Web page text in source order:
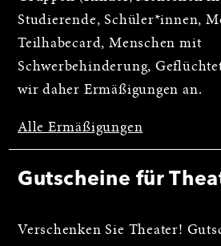
Studierende, Schüler*innen,
Teilhabecard, Menschen mit
Schwerbehinderung,
wir daher Ermäßigungen an.
Alle Ermäßigungen
Gutscheine für
Verschenken Sie Theater!